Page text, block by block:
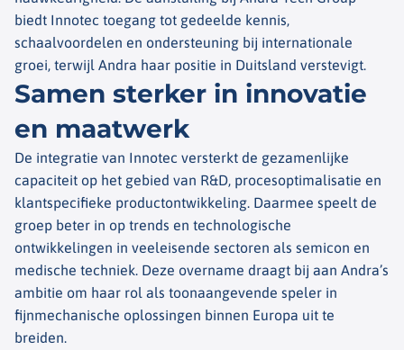
biedt Innotec toegang tot gedeelde kennis,
schaalvoordelen en ondersteuning bij internationale
groei, terwijl Andra haar positie in Duitsland verstevigt.
Samen sterker in innovatie
en maatwerk
De integratie van Innotec versterkt de gezamenlijke
capaciteit op het gebied van R&D, procesoptimalisatie en
klantspecifieke productontwikkeling. Daarmee speelt de
groep beter in op trends en technologische
ontwikkelingen in veeleisende sectoren als semicon en
medische techniek. Deze overname draagt bij aan Andra’s
ambitie om haar rol als toonaangevende speler in
fijnmechanische oplossingen binnen Europa uit te
breiden.